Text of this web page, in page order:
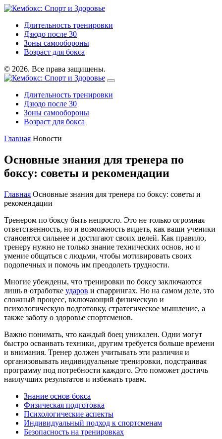
Длительность тренировки
Дзюдо после 30
Зоны самообороны
Возраст для бокса
© 2026. Все права защищены.
Длительность тренировки
Дзюдо после 30
Зоны самообороны
Возраст для бокса
Главная Новости
Основные знания для тренера по
боксу: советы и рекомендации
Главная Основные знания для тренера по боксу: советы и
рекомендации
Тренером по боксу быть непросто. Это не только огромная
ответственность, но и возможность видеть, как ваши ученики
становятся сильнее и достигают своих целей. Как правило,
тренеру нужно не только знание технических основ, но и
умение общаться с людьми, чтобы мотивировать своих
подопечных и помочь им преодолеть трудности.
Многие убеждены, что тренировки по боксу заключаются
лишь в отработке ударов и спаррингах. Но на самом деле, это
сложный процесс, включающий физическую и
психологическую подготовку, стратегическое мышление, а
также заботу о здоровье спортсменов.
Важно понимать, что каждый боец уникален. Одни могут
быстро осваивать техники, другим требуется больше времени
и внимания. Тренер должен учитывать эти различия и
организовывать индивидуальные тренировки, подстраивая
программу под потребности каждого. Это поможет достичь
наилучших результатов и избежать травм.
Знание основ бокса
Физическая подготовка
Психологические аспекты
Индивидуальный подход к спортсменам
Безопасность на тренировках